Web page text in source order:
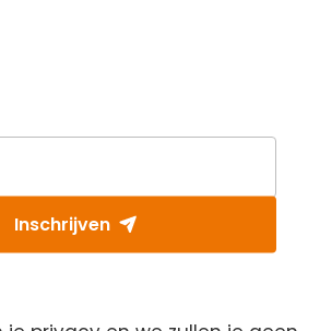
Inschrijven